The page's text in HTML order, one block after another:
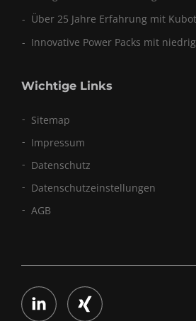
Über 25 Jahre Erfahrung mit
Innovative Power Packs mit
Wichtige Links
Sitemap
Impressum
Datenschutz
Datenschutzeinstellungen
AGB